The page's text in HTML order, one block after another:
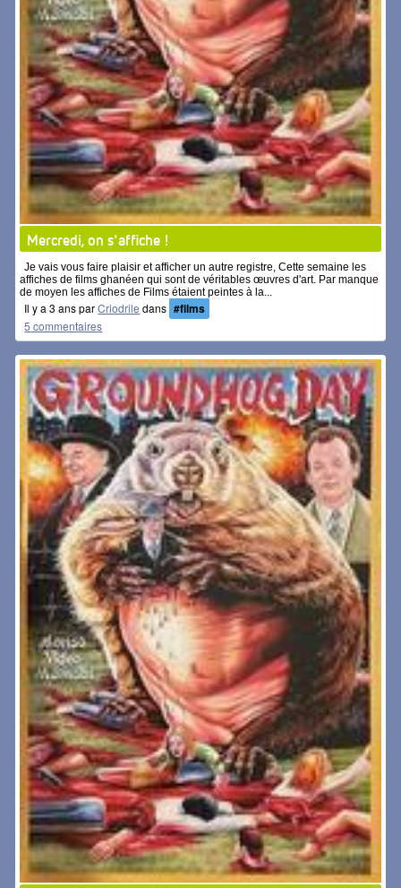
Mercredi, on s'affiche !
Je vais vous faire plaisir et afficher un autre registre, Cette semaine les
affiches de films ghanéen qui sont de véritables œuvres d'art. Par manque
de moyen les affiches de Films étaient peintes à la...
Il y a 3 ans parCriodrile dans #films
5 commentaires